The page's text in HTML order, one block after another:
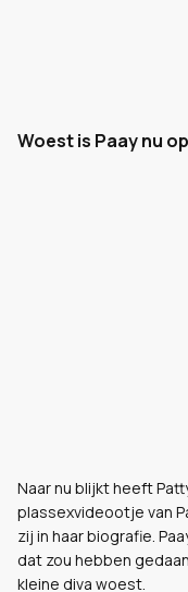
Woest is Paay nu
Naar nu blijkt heeft
plassexvideootje van
zij in haar biografie.
dat zou hebben
kleine diva woest.